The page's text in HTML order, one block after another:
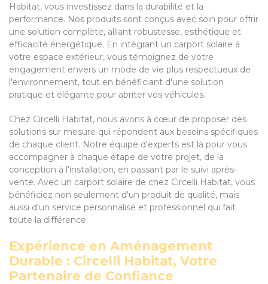
Habitat, vous investissez dans la durabilité et la
performance. Nos produits sont conçus avec soin pour offrir
une solution complète, alliant robustesse, esthétique et
efficacité énergétique. En intégrant un carport solaire à
votre espace extérieur, vous témoignez de votre
engagement envers un mode de vie plus respectueux de
l'environnement, tout en bénéficiant d'une solution
pratique et élégante pour abriter vos véhicules.
Chez Circelli Habitat, nous avons à cœur de proposer des
solutions sur mesure qui répondent aux besoins spécifiques
de chaque client. Notre équipe d'experts est là pour vous
accompagner à chaque étape de votre projet, de la
conception à l'installation, en passant par le suivi après-
vente. Avec un carport solaire de chez Circelli Habitat, vous
bénéficiez non seulement d'un produit de qualité, mais
aussi d'un service personnalisé et professionnel qui fait
toute la différence.
Expérience en Aménagement
Durable : Circelli Habitat, Votre
Partenaire de Confiance